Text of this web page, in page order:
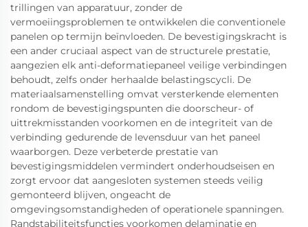
trillingen van apparatuur, zonder de
vermoeiingsproblemen te ontwikkelen die conventionele
panelen op termijn beïnvloeden. De bevestigingskracht is
een ander cruciaal aspect van de structurele prestatie,
aangezien elk anti-deformatiepaneel veilige verbindingen
behoudt, zelfs onder herhaalde belastingscycli. De
materiaalsamenstelling omvat versterkende elementen
rondom de bevestigingspunten die doorscheur- of
uittrekmisstanden voorkomen en de integriteit van de
verbinding gedurende de levensduur van het paneel
waarborgen. Deze verbeterde prestatie van
bevestigingsmiddelen vermindert onderhoudseisen en
zorgt ervoor dat aangesloten systemen steeds veilig
gemonteerd blijven, ongeacht de
omgevingsomstandigheden of operationele spanningen.
Randstabiliteitsfuncties voorkomen delaminatie en